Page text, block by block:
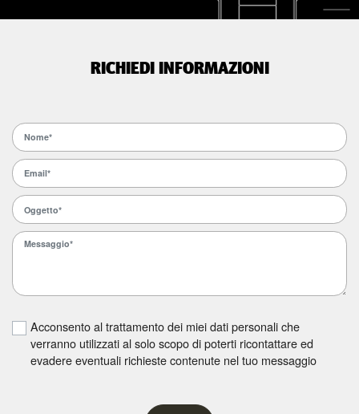
RICHIEDI INFORMAZIONI
Acconsento al trattamento dei miei dati personali che
verranno utilizzati al solo scopo di poterti ricontattare ed
evadere eventuali richieste contenute nel tuo messaggio